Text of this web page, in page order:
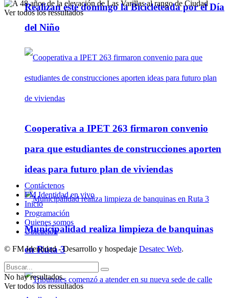
Realizan este domingo la Bicicleteada por el Día
del Niño
Cooperativa a IPET 263 firmaron convenio
para que estudiantes de construcciones aporten
ideas para futuro plan de viviendas
Municipalidad realiza limpieza de banquinas
en Ruta 3
Ver todos los ressultados
Contáctenos
FM Identidad en vivo
Inicio
Programación
Quienes somos
Ubicación
© FM Identidad - Desarrollo y hospedaje Desatec Web.
No hay resultados.
Ver todos los ressultados